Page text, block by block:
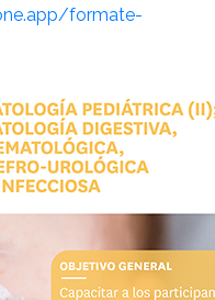
formate-